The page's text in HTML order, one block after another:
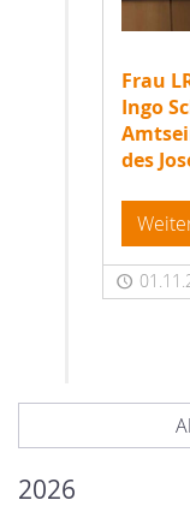
Frau
Ingo
des
2026